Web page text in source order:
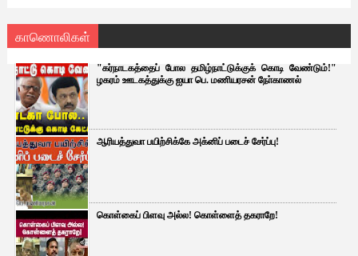
காணொலிகள்
"கர்நாடகத்தைப் போல தமிழ்நாட்டுக்குக் கொடி வேண்டும்!"
ழகரம் ஊடகத்துக்கு ஐயா பெ. மணியரசன் நோ்காணல்
ஆரியத்துவா பயிற்சிக்கே அக்னிப் படைச் சேர்ப்பு!
கொள்கைப் பிளவு அல்ல! கொள்ளைத் தகராறே!